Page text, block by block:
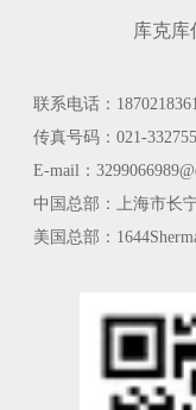
库克库
联系电话：
传真号码：021-
E-mail：
中国总部：上海市长
美国总部：